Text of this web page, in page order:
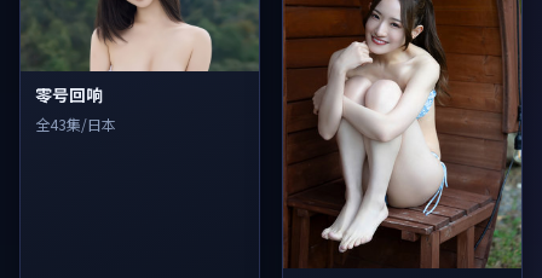
零号回响
全43集/日本